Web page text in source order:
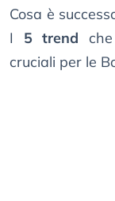
Cosa è
I 5 trend
cruciali per le